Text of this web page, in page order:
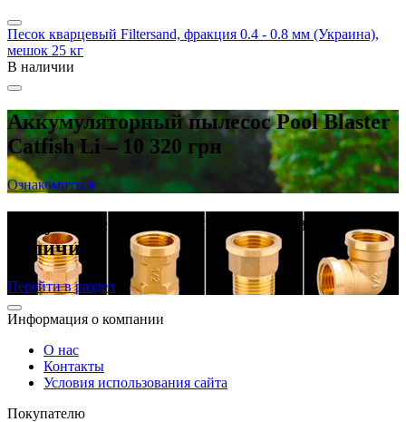
Песок кварцевый Filtersand, фракция 0.4 - 0.8 мм (Украина),
мешок 25 кг
В наличии
Аккумуляторный пылесос Pool Blaster
Catfish Li – 10 320 грн
Ознакомиться
Латунные резьбовые фитинги в
наличии
Перейти в раздел
Информация о компании
О нас
Контакты
Условия использования сайта
Покупателю